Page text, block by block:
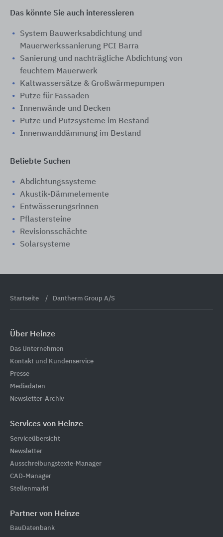
Das könnte Sie auch interessieren
System Bauwerksabdichtung und
Mauerwerkssanierung PCI Barra
Sanierung und nachträgliche Abdichtung von
feuchtem Mauerwerk
Kaltwassersätze & Großwärmepumpen
Putze für Fassaden
Innenwände und Decken
Putze und Putzsysteme im Bestand
Innenwanddämmung im Bestand
Beliebte Suchen
Abdichtungssysteme
Akustik-Dämmelemente
Entwässerungsrinnen
Pflastersteine
Revisionsschächte
Solarsysteme
Startseite Dantherm Group A/S
Über Heinze
Das Unternehmen
Kontakt und Kundenservice
Presse
Mediadaten
Newsletter-Archiv
Services von Heinze
Serviceübersicht
Newsletter
Ausschreibungstexte-Manager
CAD-Manager
Stellenmarkt
Partner von Heinze
BauDatenbank